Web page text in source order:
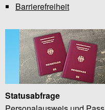
Barrierefreiheit
Statusabfrage